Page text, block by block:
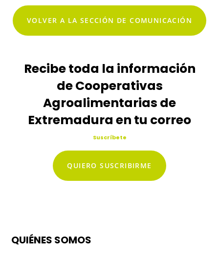
VOLVER A LA SECCIÓN DE COMUNICACIÓN
Recibe toda la información
de Cooperativas
Agroalimentarias de
Extremadura en tu correo
Suscríbete
QUIERO SUSCRIBIRME
QUIÉNES SOMOS